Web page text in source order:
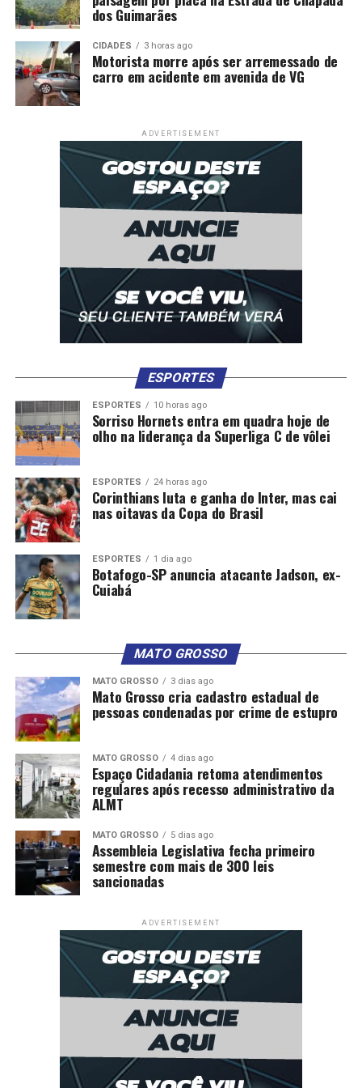
dos Guimarães
CIDADES 3 horas ago
Motorista morre após ser arremessado de
carro em acidente em avenida de VG
ADVERTISEMENT
ESPORTES
ESPORTES 10 horas ago
Sorriso Hornets entra em quadra hoje de
olho na liderança da Superliga C de vôlei
ESPORTES 24 horas ago
Corinthians luta e ganha do Inter, mas cai
nas oitavas da Copa do Brasil
ESPORTES 1 dia ago
Botafogo-SP anuncia atacante Jadson, ex-
Cuiabá
MATO GROSSO
MATO GROSSO 3 dias ago
Mato Grosso cria cadastro estadual de
pessoas condenadas por crime de estupro
MATO GROSSO 4 dias ago
Espaço Cidadania retoma atendimentos
regulares após recesso administrativo da
ALMT
MATO GROSSO 5 dias ago
Assembleia Legislativa fecha primeiro
semestre com mais de 300 leis
sancionadas
ADVERTISEMENT